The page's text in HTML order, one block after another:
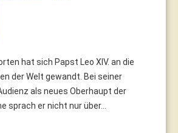
hat sich Papst Leo XIV. an die
der Welt gewandt. Bei seiner
als neues Oberhaupt der
sprach er nicht nur über...